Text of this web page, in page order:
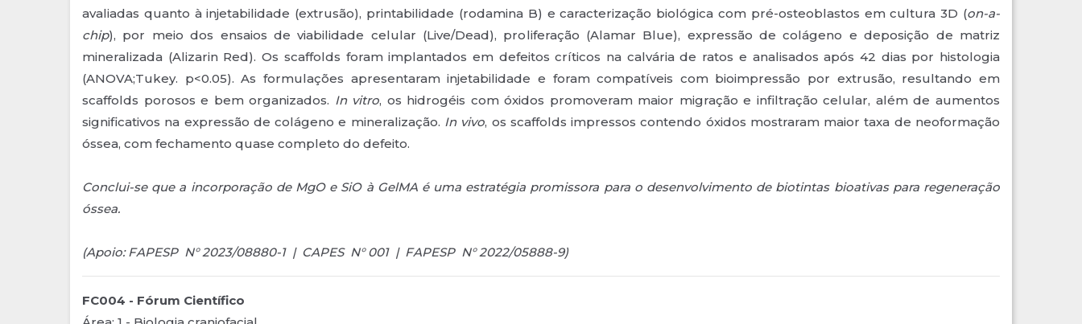
avaliadas quanto à injetabilidade (extrusão), printabilidade (rodamina B) e caracterização biológica com pré-osteoblastos em cultura 3D (on-a-
chip), por meio dos ensaios de viabilidade celular (Live/Dead), proliferação (Alamar Blue), expressão de colágeno e deposição de matriz
mineralizada (Alizarin Red). Os scaffolds foram implantados em defeitos críticos na calvária de ratos e analisados após 42 dias por histologia
(ANOVA;Tukey. p<0.05). As formulações apresentaram injetabilidade e foram compatíveis com bioimpressão por extrusão, resultando em
scaffolds porosos e bem organizados. In vitro, os hidrogéis com óxidos promoveram maior migração e infiltração celular, além de aumentos
significativos na expressão de colágeno e mineralização. In vivo, os scaffolds impressos contendo óxidos mostraram maior taxa de neoformação
óssea, com fechamento quase completo do defeito.
Conclui-se que a incorporação de MgO e SiO à GelMA é uma estratégia promissora para o desenvolvimento de biotintas bioativas para regeneração
óssea.
(Apoio: FAPESP N° 2023/08880-1 | CAPES N° 001 | FAPESP N° 2022/05888-9)
FC004 - Fórum Científico